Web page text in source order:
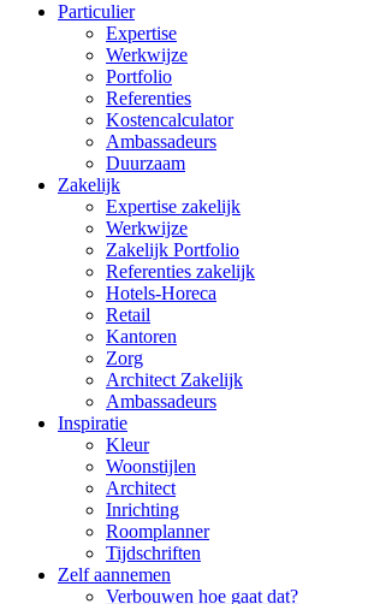
Particulier
Expertise
Werkwijze
Portfolio
Referenties
Kostencalculator
Ambassadeurs
Duurzaam
Zakelijk
Expertise zakelijk
Werkwijze
Zakelijk Portfolio
Referenties zakelijk
Hotels-Horeca
Retail
Kantoren
Zorg
Architect Zakelijk
Ambassadeurs
Inspiratie
Kleur
Woonstijlen
Architect
Inrichting
Roomplanner
Tijdschriften
Zelf aannemen
Verbouwen hoe gaat dat?